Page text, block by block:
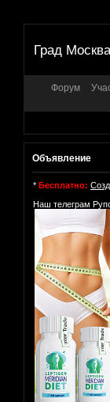
Град
Форум
Объявление
* Бесплатно:
Наш телеграм